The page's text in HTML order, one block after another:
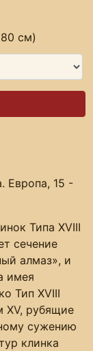
см)
Европа, 15 -
Типа XVIII
сечение
алмаз», и
имея
Тип XVIII
XV, рубящие
сужению
клинка